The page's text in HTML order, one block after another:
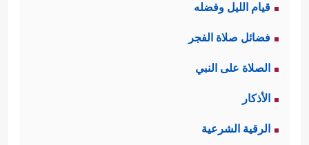
قيام الليل وفضله
فضائل صلاة الفجر
الصلاة على النبي
الأذكار
الرقية الشرعية